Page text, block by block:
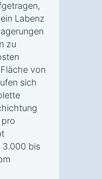
Labenz
zu
von
sich
3.000 bis